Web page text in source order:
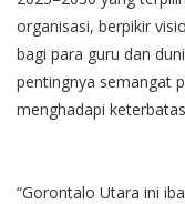
organisasi, berpikir
bagi para guru dan
pentingnya semangat
menghadapi
“Gorontalo Utara ini